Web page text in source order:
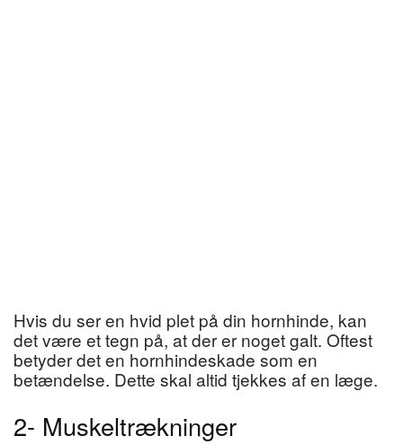
Hvis du ser en hvid plet på din hornhinde, kan
det være et tegn på, at der er noget galt. Oftest
betyder det en hornhindeskade som en
betændelse. Dette skal altid tjekkes af en læge.
2- Muskeltrækninger